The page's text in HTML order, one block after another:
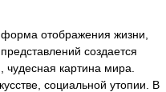
отображения жизни,
создается
чудесная картина мира.
социальной утопии. В